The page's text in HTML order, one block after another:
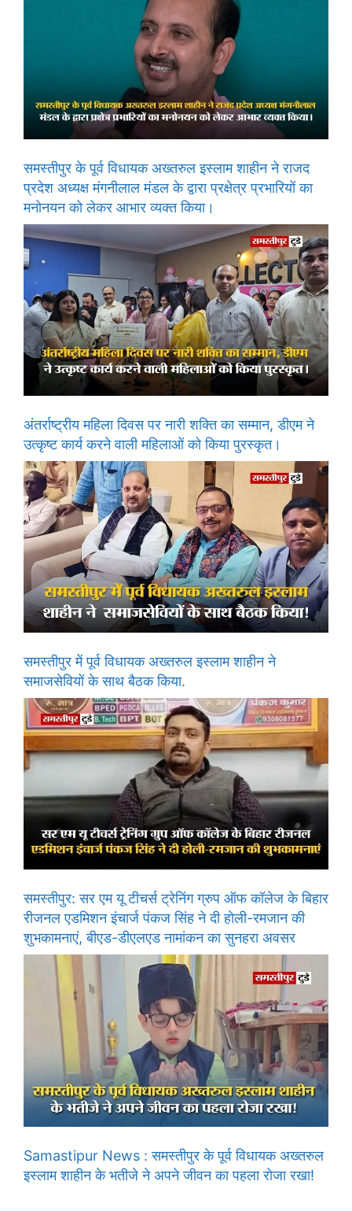
समस्तीपुर के पूर्व विधायक अख्तरुल इस्लाम शाहीन ने राजद
प्रदेश अध्यक्ष मंगनीलाल मंडल के द्वारा प्रक्षेत्र प्रभारियों का
मनोनयन को लेकर आभार व्यक्त किया।
अंतर्राष्ट्रीय महिला दिवस पर नारी शक्ति का सम्मान, डीएम ने
उत्कृष्ट कार्य करने वाली महिलाओं को किया पुरस्कृत।
समस्तीपुर में पूर्व विधायक अख्तरुल इस्लाम शाहीन ने
समाजसेवियों के साथ बैठक किया.
समस्तीपुर: सर एम यू टीचर्स ट्रेनिंग ग्रुप ऑफ कॉलेज के बिहार
रीजनल एडमिशन इंचार्ज पंकज सिंह ने दी होली-रमजान की
शुभकामनाएं, बीएड-डीएलएड नामांकन का सुनहरा अवसर
Samastipur News : समस्तीपुर के पूर्व विधायक अख्तरुल
इस्लाम शाहीन के भतीजे ने अपने जीवन का पहला रोजा रखा!